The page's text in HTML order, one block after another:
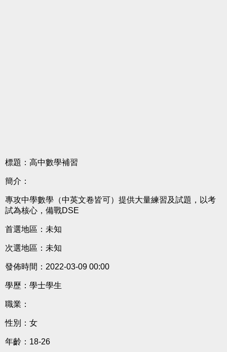
標題：高中數學補習
簡介：
專攻中學數學（中英文卷皆可）提供大量練習及試題，以考
試為核心，備戰DSE
首選地區：未知
次選地區：未知
發佈時間：2022-03-09 00:00
學歷：學士學生
職業：
性別：女
年齡：18-26